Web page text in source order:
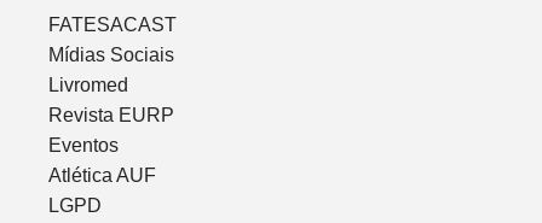
FATESACAST
Mídias Sociais
Livromed
Revista EURP
Eventos
Atlética AUF
LGPD